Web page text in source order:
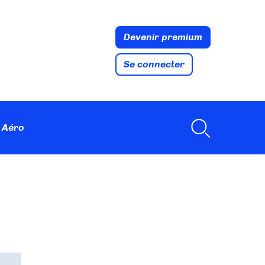
Devenir premium
Se connecter